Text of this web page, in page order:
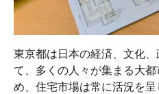
東京都は日本の経済、文化
て、多くの人々が集まる大
め、住宅市場は常に活況を